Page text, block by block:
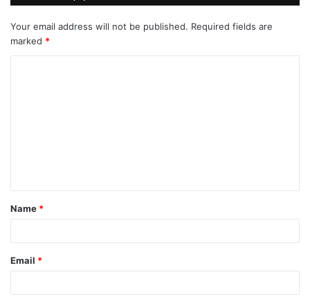
Your email address will not be published. Required fields are
marked *
t
*
Name *
Email *